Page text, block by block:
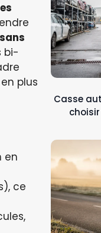
bi-
plus
en
ce
Casse